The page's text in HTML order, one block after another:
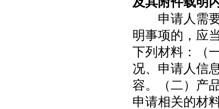
申请人需要
明事项的，应
下列材料：（
况、申请人信
容。（二）产
申请相关的材